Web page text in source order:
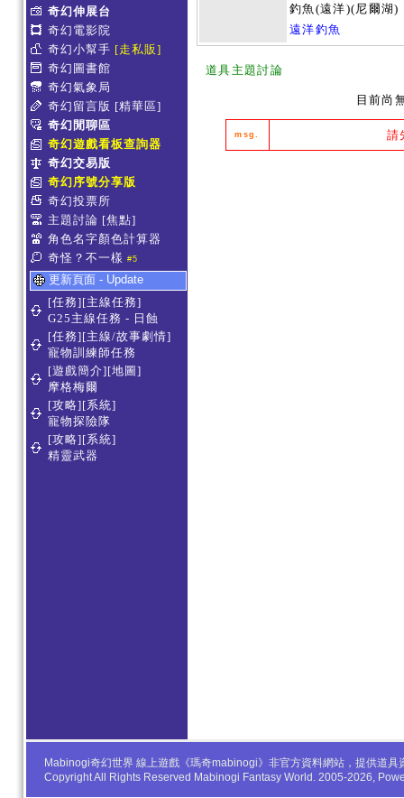
奇幻伸展台
奇幻電影院
奇幻小幫手 [走私販]
奇幻圖書館
奇幻氣象局
奇幻留言版 [精華區]
奇幻閒聊區
奇幻遊戲看板查詢器
奇幻交易版
奇幻序號分享版
奇幻投票所
主題討論 [焦點]
角色名字顏色計算器
奇怪？不一樣 #5
更新頁面 - Update
[任務][主線任務]
G25主線任務 - 日蝕
[任務][主線/故事劇情]
寵物訓練師任務
[遊戲簡介][地圖]
摩格梅爾
[攻略][系統]
寵物探險隊
[攻略][系統]
精靈武器
釣魚(遠洋)(尼爾湖)
遠洋釣魚
道具主題討論
目前尚
msg. 請
Mabinogi奇幻世界 線上遊戲《瑪奇mabinogi》非官方資料網站，提供道
Copyright All Rights Reserved Mabinogi Fantasy World. 2005-2026,